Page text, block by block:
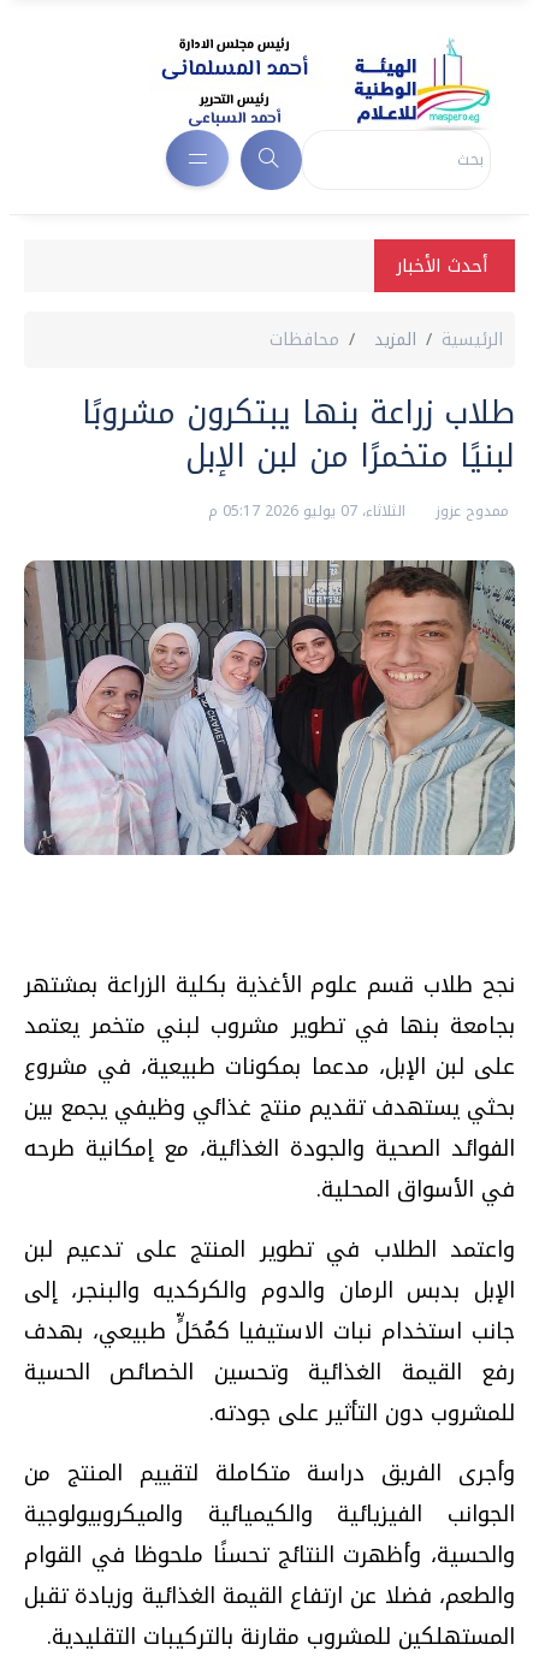
أحدث الأخبار
الرئيسية المزيد محافظات
طلاب زراعة بنها يبتكرون مشروبًا
لبنيًا متخمرًا من لبن الإبل
ممدوح عزوز الثلاثاء، 07 يوليو 2026 05:17 م
نجح طلاب قسم علوم الأغذية بكلية الزراعة بمشتهر
بجامعة بنها في تطوير مشروب لبني متخمر يعتمد
على لبن الإبل، مدعما بمكونات طبيعية، في مشروع
بحثي يستهدف تقديم منتج غذائي وظيفي يجمع بين
الفوائد الصحية والجودة الغذائية، مع إمكانية طرحه
في الأسواق المحلية.
واعتمد الطلاب في تطوير المنتج على تدعيم لبن
الإبل بدبس الرمان والدوم والكركديه والبنجر، إلى
جانب استخدام نبات الاستيفيا كمُحَلٍّ طبيعي، بهدف
رفع القيمة الغذائية وتحسين الخصائص الحسية
للمشروب دون التأثير على جودته.
وأجرى الفريق دراسة متكاملة لتقييم المنتج من
الجوانب الفيزيائية والكيميائية والميكروبيولوجية
والحسية، وأظهرت النتائج تحسنًا ملحوظا في القوام
والطعم، فضلا عن ارتفاع القيمة الغذائية وزيادة تقبل
المستهلكين للمشروب مقارنة بالتركيبات التقليدية.